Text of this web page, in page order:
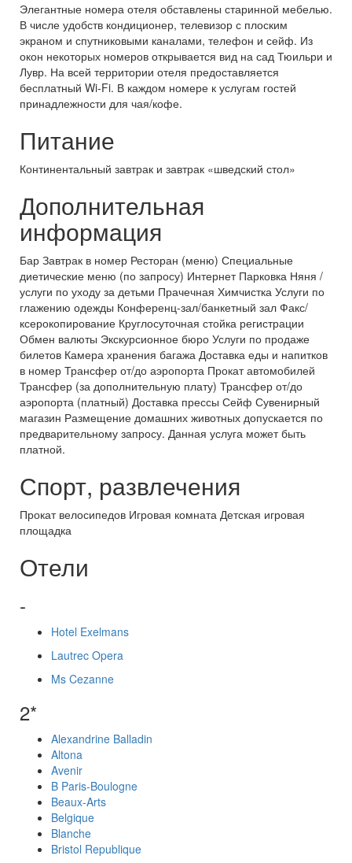
Элегантные номера отеля обставлены старинной мебелью.
В числе удобств кондиционер, телевизор с плоским
экраном и спутниковыми каналами, телефон и сейф. Из
окон некоторых номеров открывается вид на сад Тюильри и
Лувр. На всей территории отеля предоставляется
бесплатный Wi-Fi. В каждом номере к услугам гостей
принадлежности для чая/кофе.
Питание
Континентальный завтрак и завтрак «шведский стол»
Дополнительная
информация
Бар Завтрак в номер Ресторан (меню) Специальные
диетические меню (по запросу) Интернет Парковка Няня /
услуги по уходу за детьми Прачечная Химчистка Услуги по
глажению одежды Конференц-зал/банкетный зал Факс/
ксерокопирование Круглосуточная стойка регистрации
Обмен валюты Экскурсионное бюро Услуги по продаже
билетов Камера хранения багажа Доставка еды и напитков
в номер Трансфер от/до аэропорта Прокат автомобилей
Трансфер (за дополнительную плату) Трансфер от/до
аэропорта (платный) Доставка прессы Сейф Сувенирный
магазин Размещение домашних животных допускается по
предварительному запросу. Данная услуга может быть
платной.
Спорт, развлечения
Прокат велосипедов Игровая комната Детская игровая
площадка
Отели
-
Hotel Exelmans
Lautrec Opera
Ms Cezanne
2*
Alexandrine Balladin
Altona
Avenir
B Paris-Boulogne
Beaux-Arts
Belgique
Blanche
Bristol Republique